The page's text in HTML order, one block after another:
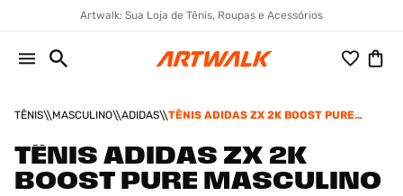
Artwalk: Sua Loja de Tênis, Roupas e Acessórios
TÊNIS MASCULINO ADIDAS
TÊNIS ADIDAS ZX 2K BOOST PURE
TÊNIS ADIDAS ZX 2K
BOOST PURE MASCULINO